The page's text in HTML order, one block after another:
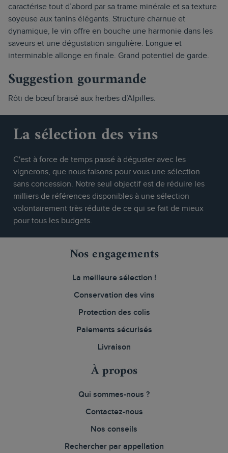
caractérise tout d’abord par sa trame minérale et sa texture
soyeuse aux tanins élégants. Structure charnue et
dynamique, le vin offre en bouche une harmonie dans les
saveurs et une dégustation singulière. Longue et
interminable allonge en finale. Grand potentiel de garde.
Suggestion gourmande
Rôti de bœuf braisé aux herbes d’Alpilles.
La sélection des vins
C'est à force de temps passé à déguster avec les
vignerons, que nous faisons pour vous une sélection
sans concession. Notre seul objectif est de réduire les
milliers de références disponibles à une sélection
volontairement très réduite de ce qui se fait de mieux
pour tous les budgets.
Nos engagements
La meilleure sélection !
Conservation des vins
Protection des colis
Paiements sécurisés
Livraison
À propos
Qui sommes-nous ?
Contactez-nous
Nos conseils
Rechercher par appellation